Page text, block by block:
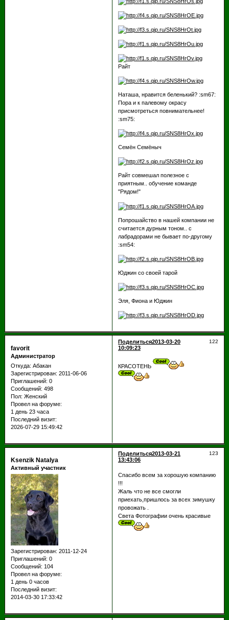
Райт
Наташа, нравится беленький? :sm67:
Пора и к палевому окрасу
присмотреться повнимательнее!
:sm75:
Семён Семёныч
Райт совмешал полезное с
приятным.. обучение команде
"Рядом!"
Попрошайство в нашей компании не
считается дурным тоном.. с
лабрадорами не бывает по-другому
:sm54:
Юджин со своей тарой
Эля, Фиона и Юджин
Поделиться 122
2013-03-20
10:09:23
favorit
Администратор
Откуда: Абакан
Зарегистрирован: 2011-06-06
Приглашений: 0
Сообщений: 498
Пол: Женский
Провел на форуме:
1 день 23 часа
Последний визит:
2026-07-29 15:49:42
КРАСОТЕНЬ
Поделиться 123
2013-03-21
13:43:06
Ksenzik Natalya
Активный участник
Зарегистрирован: 2011-12-24
Приглашений: 0
Сообщений: 104
Провел на форуме:
1 день 0 часов
Последний визит:
2014-03-30 17:33:42
Спасибо всем за хорошую компанию
!!!
Жаль что не все смогли
приехать,пришлось за всех зимушку
провожать .
Света Фотографии очень красивые